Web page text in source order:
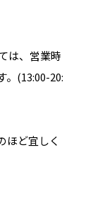
は、営業時
。(13:00-20:
ほど宜しく